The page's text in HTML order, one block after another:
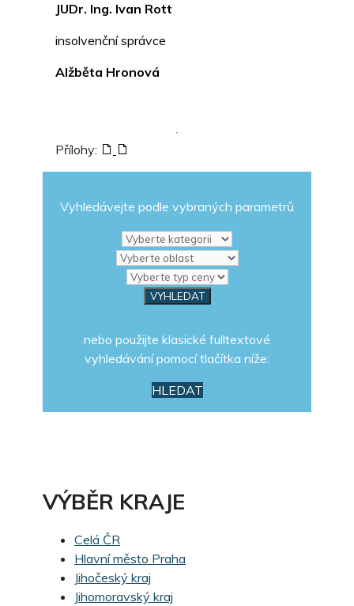
JUDr. Ing. Ivan Rott
insolvenční správce
Alžběta Hronová
Přílohy:
Vyhledávejte podle vybraných parametrů
nebo použijte klasické fulltextové
vyhledávání pomocí tlačítka níže:
HLEDAT
VÝBĚR KRAJE
Celá ČR
Hlavní město Praha
Jihočeský kraj
Jihomoravský kraj